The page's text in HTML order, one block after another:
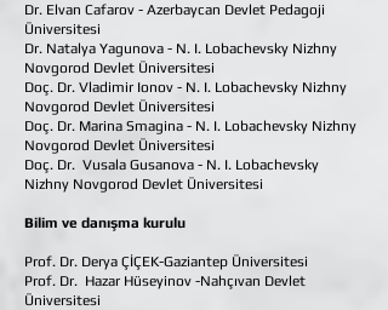
Dr. Elvan Cafarov - Azerbaycan Devlet Pedagoji
Üniversitesi
Dr. Natalya Yagunova - N. I. Lobachevsky Nizhny
Novgorod Devlet Üniversitesi
Doç. Dr. Vladimir Ionov - N. I. Lobachevsky Nizhny
Novgorod Devlet Üniversitesi
Doç. Dr. Marina Smagina - N. I. Lobachevsky Nizhny
Novgorod Devlet Üniversitesi
Doç. Dr. Vusala Gusanova - N. I. Lobachevsky
Nizhny Novgorod Devlet Üniversitesi
Bilim ve danışma kurulu
Prof. Dr. Derya ÇİÇEK-Gaziantep Üniversitesi
Prof. Dr. Hazar Hüseyinov -Nahçıvan Devlet
Üniversitesi